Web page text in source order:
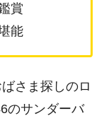
賞
能
さま探しのロ
のサンダーバ